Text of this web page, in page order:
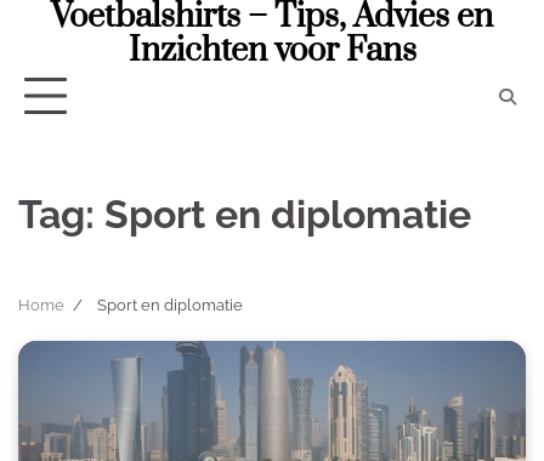
Voetbalshirts – Tips, Advies en
Inzichten voor Fans
Tag: Sport en diplomatie
Home Sport en diplomatie